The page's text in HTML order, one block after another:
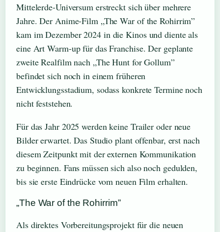
Mittelerde-Universum erstreckt sich über mehrere
Jahre. Der Anime-Film „The War of the Rohirrim”
kam im Dezember 2024 in die Kinos und diente als
eine Art Warm-up für das Franchise. Der geplante
zweite Realfilm nach „The Hunt for Gollum”
befindet sich noch in einem früheren
Entwicklungsstadium, sodass konkrete Termine noch
nicht feststehen.
Für das Jahr 2025 werden keine Trailer oder neue
Bilder erwartet. Das Studio plant offenbar, erst nach
diesem Zeitpunkt mit der externen Kommunikation
zu beginnen. Fans müssen sich also noch gedulden,
bis sie erste Eindrücke vom neuen Film erhalten.
„The War of the Rohirrim”
Als direktes Vorbereitungsprojekt für die neuen